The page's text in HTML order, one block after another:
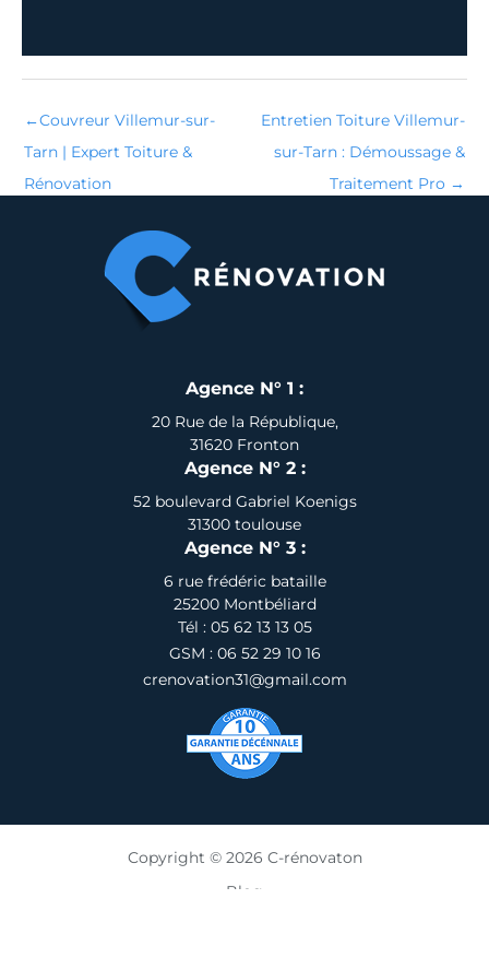
←Couvreur Villemur-sur-
Tarn | Expert Toiture &
Rénovation
Entretien Toiture Villemur-
sur-Tarn : Démoussage &
Traitement Pro →
Agence N° 1 :
20 Rue de la République,
31620 Fronton
Agence N° 2 :
52 boulevard Gabriel Koenigs
31300 toulouse
Agence N° 3 :
6 rue frédéric bataille
25200 Montbéliard
Tél : 05 62 13 13 05
GSM : 06 52 29 10 16
crenovation31@gmail.com
Copyright © 2026 C-rénovaton
Blog